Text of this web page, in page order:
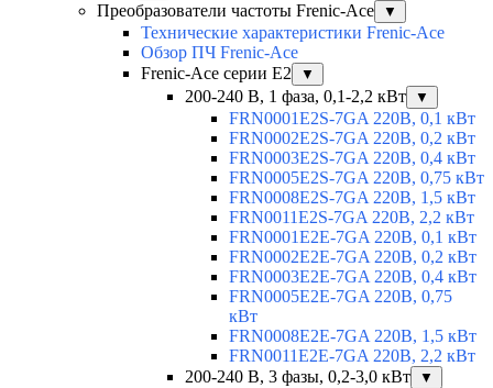
Преобразователи частоты Frenic-Ace ▼
Технические характеристики Frenic-Ace
Обзор ПЧ Frenic-Ace
Frenic-Ace серии E2
▼
200-240 В, 1 фаза, 0,1-2,2 кВт ▼
FRN0001E2S-7GA 220В, 0,1 кВт
FRN0002E2S-7GA 220В, 0,2 кВт
FRN0003E2S-7GA 220В, 0,4 кВт
FRN0005E2S-7GA 220В, 0,75 кВт
FRN0008E2S-7GA 220В, 1,5 кВт
FRN0011E2S-7GA 220В, 2,2 кВт
FRN0001E2E-7GA 220В, 0,1 кВт
FRN0002E2E-7GA 220В, 0,2 кВт
FRN0003E2E-7GA 220В, 0,4 кВт
FRN0005E2E-7GA 220В, 0,75
кВт
FRN0008E2E-7GA 220В, 1,5 кВт
FRN0011E2E-7GA 220В, 2,2 кВт
200-240 В, 3 фазы, 0,2-3,0 кВт
▼